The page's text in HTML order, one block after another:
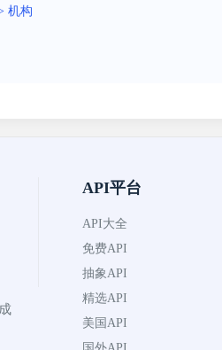
机构
API平台
API大全
免费API
抽象API
精选API
美国API